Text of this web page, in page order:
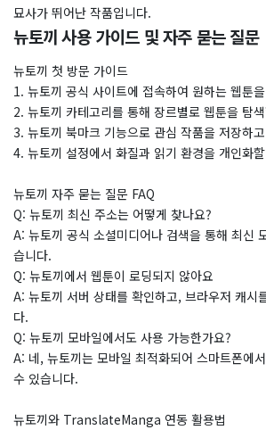
묘사가 뛰어난 작품입니다.
뉴토끼 사용 가이드 및 자주 묻는 질문
뉴토끼 첫 방문 가이드
1. 뉴토끼 공식 사이트에 접속하여 원하는 웹툰
2. 뉴토끼 카테고리를 통해 장르별로 웹툰을 탐
3. 뉴토끼 북마크 기능으로 관심 작품을 저장하
4. 뉴토끼 설정에서 화질과 읽기 환경을 개인화
뉴토끼 자주 묻는 질문 FAQ
Q: 뉴토끼 최신 주소는 어떻게 찾나요?
A: 뉴토끼 공식 소셜미디어나 검색을 통해 최신
습니다.
Q: 뉴토끼에서 웹툰이 로딩되지 않아요
A: 뉴토끼 서버 상태를 확인하고, 브라우저 캐시
다.
Q: 뉴토끼 모바일에서도 사용 가능한가요?
A: 네, 뉴토끼는 모바일 최적화되어 스마트폰에
수 있습니다.
뉴토끼와 TranslateManga 연동 활용법